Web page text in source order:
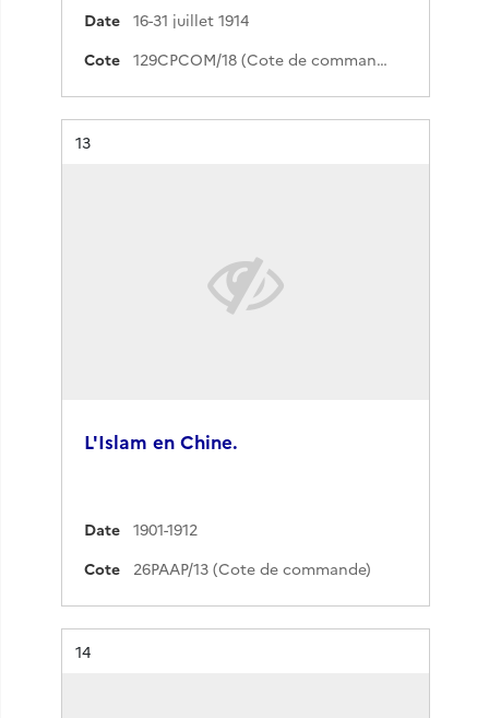
Date
16-31 juillet 1914
Cote
129CPCOM/18 (Cote de commande)
Résultat n°
13
L'Islam en Chine.
Date
1901-1912
Cote
26PAAP/13 (Cote de commande)
Résultat n°
14